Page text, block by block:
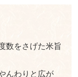
数をさげた米旨
んわりと広が